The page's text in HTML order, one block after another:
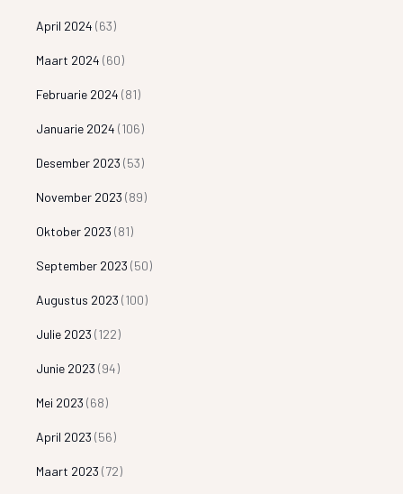
April 2024 (63)
Maart 2024 (60)
Februarie 2024 (81)
Januarie 2024 (106)
Desember 2023 (53)
November 2023 (89)
Oktober 2023 (81)
September 2023 (50)
Augustus 2023 (100)
Julie 2023 (122)
Junie 2023 (94)
Mei 2023 (68)
April 2023 (56)
Maart 2023 (72)